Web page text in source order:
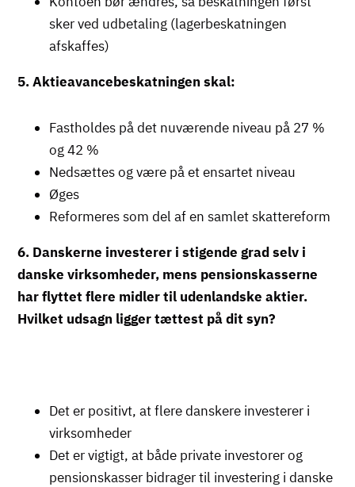
sker ved udbetaling (lagerbeskatningen
afskaffes)
5. Aktieavancebeskatningen skal:
Fastholdes på det nuværende niveau på 27 %
og 42 %
Nedsættes og være på et ensartet niveau
Øges
Reformeres som del af en samlet skattereform
6. Danskerne investerer i stigende grad selv i
danske virksomheder, mens pensionskasserne
har flyttet flere midler til udenlandske aktier.
Hvilket udsagn ligger tættest på dit syn?
Det er positivt, at flere danskere investerer i
virksomheder
Det er vigtigt, at både private investorer og
pensionskasser bidrager til investering i danske